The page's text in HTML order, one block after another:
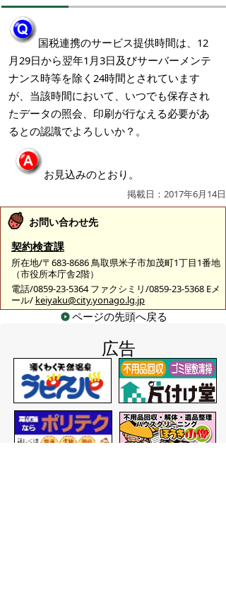
国税連携のサービス提供時間は、12
月29日から翌年1月3日及びサーバーメンテ
ナンス時等を除く24時間とされています
が、当該時間において、いつでも保存され
たデータの照会、印刷が行なえる必要があ
るとの認識でよろしいか？。
お見込みのとおり。
掲載日：2017年6月14日
お問い合わせ先
契約検査課
所在地/〒683-8686 鳥取県米子市加茂町1丁目1番地
（市役所本庁舎2階）
電話/0859-23-5364 ファクシミリ/0859-23-5368 Eメ
ール/ keiyaku@city.yonago.lg.jp
ページの先頭へ戻る
広告